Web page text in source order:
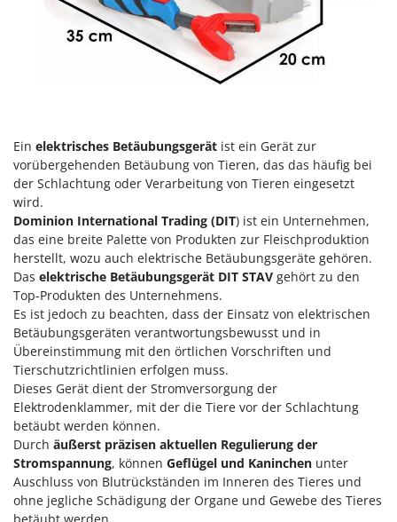
Heckenscheren
Heißluftfritteusen
Heizkanonen und Elektroheizer
Holzbacköfen Außenbereich für Pizza und Braten
Holzspalter
Hubwagen
K
Kabelpflüge für die Drainage
Kartoffellegemaschine für Traktoren
Kartoffelroder für Traktoren
Kehrmaschinen
Kettensägen
Kippbare Heckschaufeln für Traktoren
Klimaanlagen – Klimageräte
Knetmaschinen
Knochensägen
Kompressoren - elektrisch
Kompressoren für Ernte und Baumschnitt
Comet
Cresco
D
Dal Degan
DCG
DeWalt
Di Martino
Diavola Pro
Diesse
Docma
Dominion
Dreame
E
Echo
EcoFlow
Edilmark
Ein elektrisches Betäubungsgerät ist ein Gerät zur
vorübergehenden Betäubung von Tieren, das das häufig bei
der Schlachtung oder Verarbeitung von Tieren eingesetzt
wird.
Dominion International Trading (DIT) ist ein Unternehmen,
das eine breite Palette von Produkten zur Fleischproduktion
herstellt, wozu auch elektrische Betäubungsgeräte gehören.
Das elektrische Betäubungsgerät DIT STAV gehört zu den
Top-Produkten des Unternehmens.
Es ist jedoch zu beachten, dass der Einsatz von elektrischen
Betäubungsgeräten verantwortungsbewusst und in
Übereinstimmung mit den örtlichen Vorschriften und
Tierschutzrichtlinien erfolgen muss.
Dieses Gerät dient der Stromversorgung der
Elektrodenklammer, mit der die Tiere vor der Schlachtung
betäubt werden können.
Durch äußerst präzisen aktuellen Regulierung der
Stromspannung, können Geflügel und Kaninchen unter
Auschluss von Blutrückständen im Inneren des Tieres und
ohne jegliche Schädigung der Organe und Gewebe des Tieres